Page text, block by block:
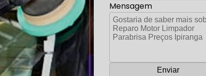
Mensagem